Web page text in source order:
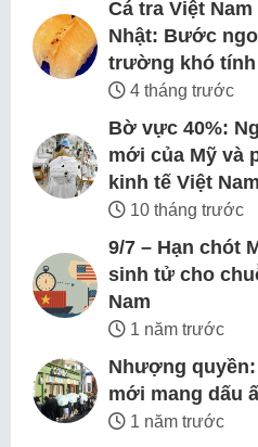
Cá tra Việt
Nhật: Bước
trường khó
4 tháng trước
Bờ vực 40%:
mới của Mỹ và
kinh tế Việt Nam
10 tháng trước
9/7 – Hạn chót
sinh tử cho
Nam
1 năm trước
Nhượng
mới mang dấu
1 năm trước